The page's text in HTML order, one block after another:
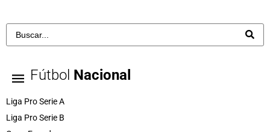
Fútbol Nacional
Liga Pro Serie A
Liga Pro Serie B